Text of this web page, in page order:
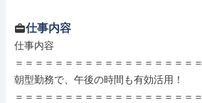
仕事内容
仕事内容
＝＝＝＝＝＝＝＝＝＝＝＝＝＝＝＝＝＝＝
朝型勤務で、午後の時間も有効活用！
＝＝＝＝＝＝＝＝＝＝＝＝＝＝＝＝＝＝＝